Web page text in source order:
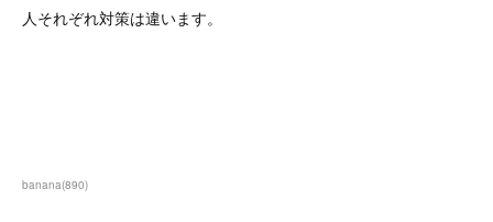
人それぞれ対策は違います。
banana(890)